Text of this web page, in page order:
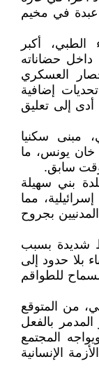
عبدة في مخيم
أكبر
حضاناته
العسكري
إضافية
إلى تعليق
مبنى سكنيا
خان يونس، ما
وقت سابق.
بني سهيلة
مما
بجروح
شديدة بسبب
بلا حدود إلى
للطواقم
من المتوقع
بالفعل
المجتمع
الإنسانية